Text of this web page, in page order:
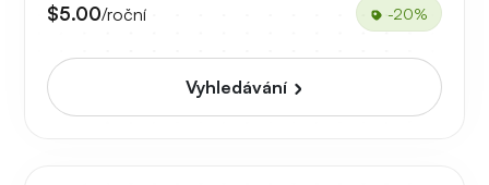
$5.00/roční -20%
Vyhledávání